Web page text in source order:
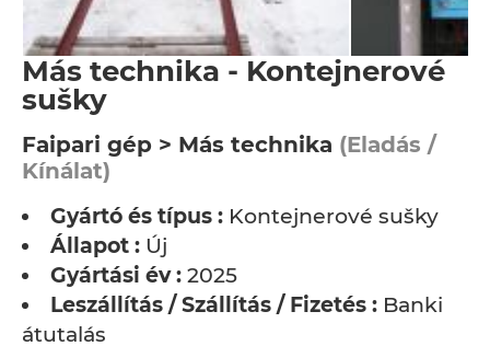
Más technika - Kontejnerové
sušky
Faipari gép > Más technika (Eladás /
Kínálat)
Gyártó és típus : Kontejnerové sušky
Állapot : Új
Gyártási év : 2025
Leszállítás / Szállítás / Fizetés : Banki
átutalás